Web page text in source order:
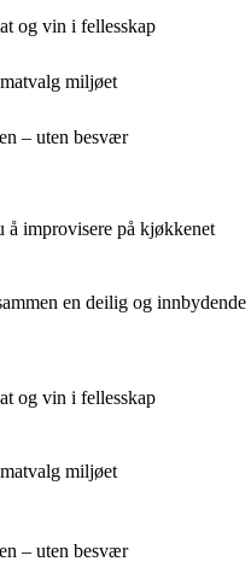
og vin i fellesskap
miljøet
– uten besvær
improvisere på kjøkkenet
en deilig og innbydende
og vin i fellesskap
miljøet
– uten besvær